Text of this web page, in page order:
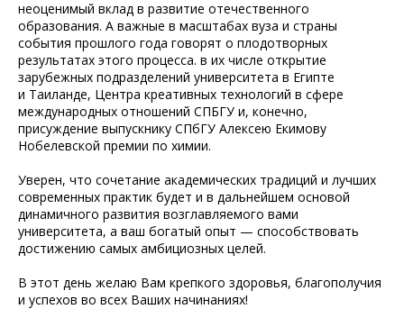
неоценимый вклад в развитие отечественного
образования. А важные в масштабах вуза и страны
события прошлого года говорят о плодотворных
результатах этого процесса. в их числе открытие
зарубежных подразделений университета в Египте
и Таиланде, Центра креативных технологий в сфере
международных отношений СПБГУ и, конечно,
присуждение выпускнику СПбГУ Алексею Екимову
Нобелевской премии по химии.
Уверен, что сочетание академических традиций и лучших
современных практик будет и в дальнейшем основой
динамичного развития возглавляемого вами
университета, а ваш богатый опыт — способствовать
достижению самых амбициозных целей.
В этот день желаю Вам крепкого здоровья, благополучия
и успехов во всех Ваших начинаниях!